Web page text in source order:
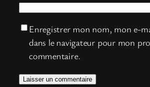
Enregistrer mon nom, mon e-
dans le navigateur pour mon
commentaire.